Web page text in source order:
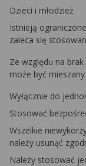
Dzieci i młodzież
Istnieją
zaleca się
Ze względu na
może być
Wyłącznie do
Stosować
Wszelkie
należy usunąć
Należy stosować